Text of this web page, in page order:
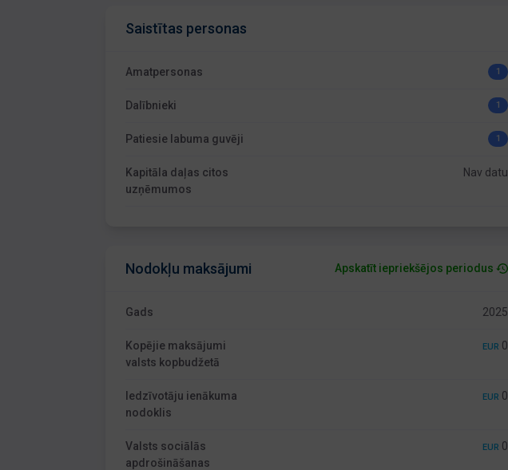
Saistītas personas
Amatpersonas 1
Dalībnieki 1
Patiesie labuma guvēji 1
Kapitāla daļas citos
uzņēmumos
Nav datu
Nodokļu maksājumi Apskatīt iepriekšējos periodus
Gads 2025
Kopējie maksājumi
valsts kopbudžetā
EUR 0
Iedzīvotāju ienākuma
nodoklis
EUR 0
Valsts sociālās
apdrošināšanas
EUR 0